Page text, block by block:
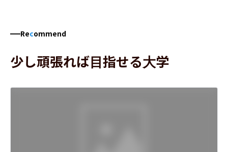
Recommend
少し頑張れば目指せる大学